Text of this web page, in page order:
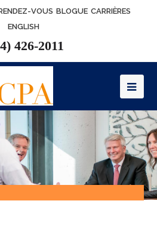
VOUS BLOGUE CARRIÈRES
ENGLISH
426-2011